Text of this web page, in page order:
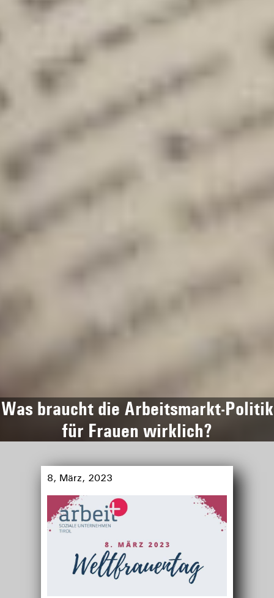
Was braucht die Arbeitsmarkt-Politik
für Frauen wirklich?
8, März, 2023